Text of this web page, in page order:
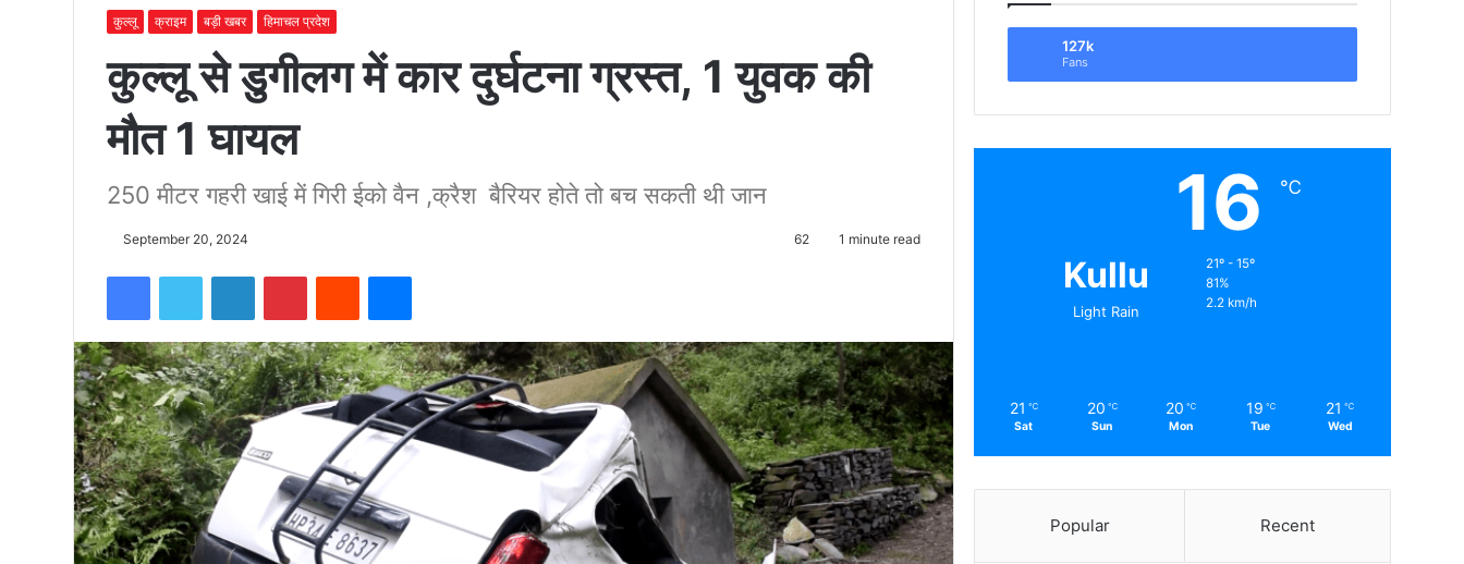
भावना
जगाने
को
फीट
उंची
चोटी
पर
कुल्लू क्राइम बड़ी खबर हिमाचल प्रदेश
कुल्लू से डुगीलग में कार दुर्घटना ग्रस्त, 1 युवक की
मौत 1 घायल
250 मीटर गहरी खाई में गिरी ईको वैन ,क्रैश बैरियर होते तो बच सकती थी जान
September 20, 2024 62 1 minute read
127k
Fans
Kullu
Light Rain
16 ℃
21º - 15º
81%
2.2 km/h
21 ℃
Sat
20 ℃
Sun
20 ℃
Mon
19 ℃
Tue
21 ℃
Wed
Popular Recent